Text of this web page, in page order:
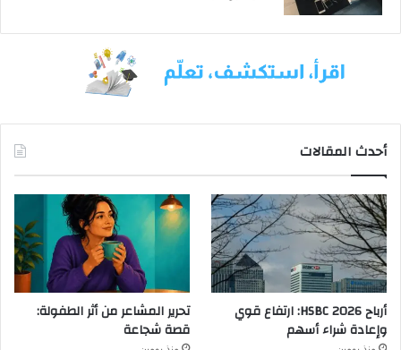
أحدث المقالات
أرباح HSBC 2026: ارتفاع قوي
وإعادة شراء أسهم
تحرير المشاعر من أثر الطفولة:
قصة شجاعة